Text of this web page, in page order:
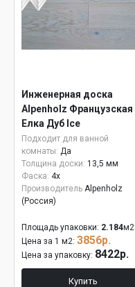
Инженерная доска
Alpenholz Французская
Елка Дуб Ice
Подходит для ванной
комнаты: Да
Толщина доски: 13,5 мм
Фаска: 4x
Производитель Alpenholz
(Россия)
Площадь упаковки: 2.184м2
Цена за 1 м2: 3856р.
Цена за упаковку: 8422р.
Купить